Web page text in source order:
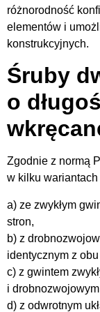
różnorodność
elementów i
konstrukcyjnych.
Śruby
o
Zgodnie z normą
w kilku
a) ze zwykłym
stron,
b) z
identycznym z
c) z gwintem
i
d) z odwrotnym